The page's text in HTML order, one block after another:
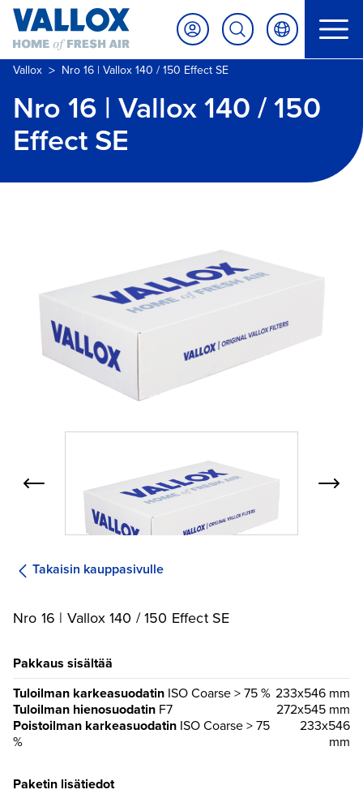
Vallox > Nro 16 | Vallox 140 / 150 Effect SE
Nro 16 | Vallox 140 / 150
Effect SE
Takaisin kauppasivulle
Nro 16 | Vallox 140 / 150 Effect SE
Pakkaus sisältää
Tuloilman karkeasuodatin ISO Coarse > 75 % 233x546 mm
Tuloilman hienosuodatin F7
272x545 mm
Poistoilman karkeasuodatin ISO Coarse > 75
%
233x546
mm
Paketin lisätiedot